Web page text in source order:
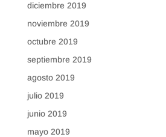
diciembre 2019
noviembre 2019
octubre 2019
septiembre 2019
agosto 2019
julio 2019
junio 2019
mayo 2019